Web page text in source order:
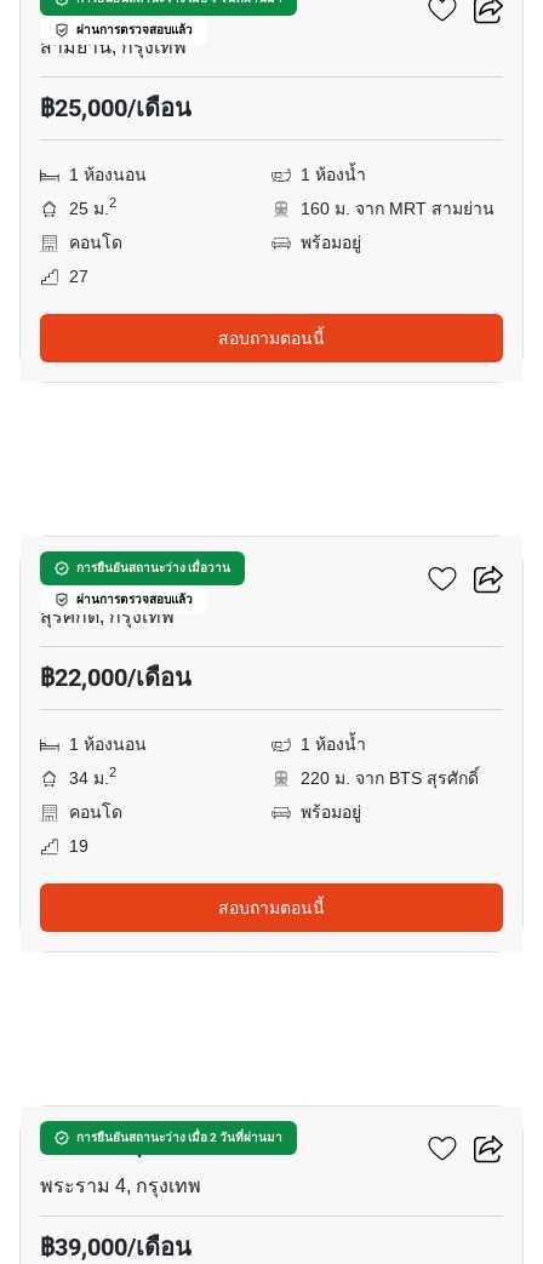
ผ่านการตรวจสอบแล้ว
สามย่าน, กรุงเทพ
฿25,000/เดือน
1 ห้องนอน
1 ห้องน้ำ
25 ม.2
160 ม. จาก MRT สามย่าน
คอนโด
พร้อมอยู่
27
สอบถามตอนนี้
การยืนยันสถานะว่าง เมื่อวาน
ผ่านการตรวจสอบแล้ว
โนเบิล รีโว สีลม
สุรศักดิ์, กรุงเทพ
฿22,000/เดือน
1 ห้องนอน
1 ห้องน้ำ
34 ม.2
220 ม. จาก BTS สุรศักดิ์
คอนโด
พร้อมอยู่
19
สอบถามตอนนี้
การยืนยันสถานะว่าง เมื่อ 2 วันที่ผ่านมา
คัลเจอร์ จุฬา
พระราม 4, กรุงเทพ
฿39,000/เดือน